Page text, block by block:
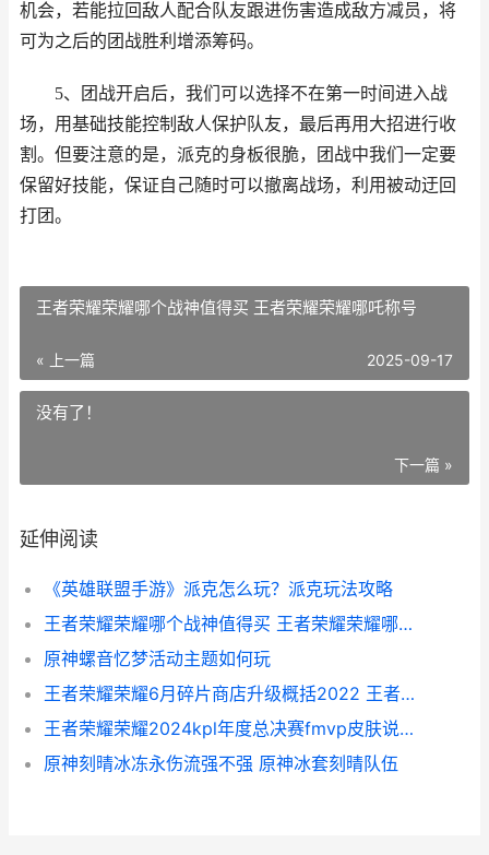
机会，若能拉回敌人配合队友跟进伤害造成敌方减员，将
可为之后的团战胜利增添筹码。
5、团战开启后，我们可以选择不在第一时间进入战
场，用基础技能控制敌人保护队友，最后再用大招进行收
割。但要注意的是，派克的身板很脆，团战中我们一定要
保留好技能，保证自己随时可以撤离战场，利用被动迂回
打团。
王者荣耀荣耀哪个战神值得买 王者荣耀荣耀哪吒称号
« 上一篇 2025-09-17
没有了！
下一篇 »
延伸阅读
《英雄联盟手游》派克怎么玩？派克玩法攻略
王者荣耀荣耀哪个战神值得买 王者荣耀荣耀哪吒称号
原神螺音忆梦活动主题如何玩
王者荣耀荣耀6月碎片商店升级概括2022 王者荣耀荣耀60星什么水平
王者荣耀荣耀2024kpl年度总决赛fmvp皮肤说明 王者荣耀荣耀20星图片
原神刻晴冰冻永伤流强不强 原神冰套刻晴队伍